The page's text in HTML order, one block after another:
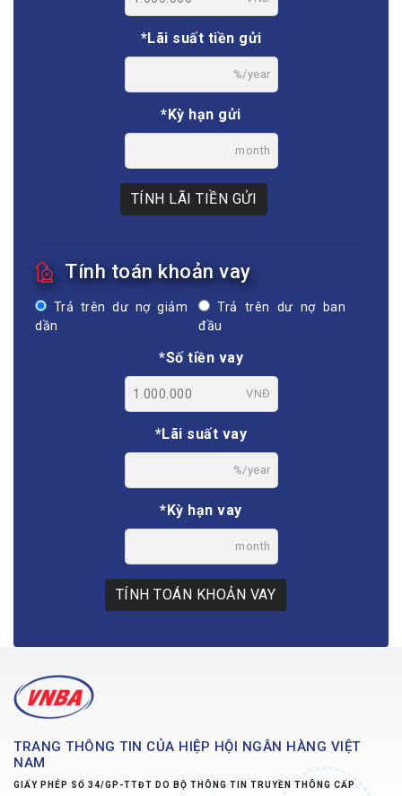
*Lãi suất tiền gửi
%/year
*Kỳ hạn gửi
month
TÍNH LÃI TIỀN GỬI
Tính toán khoản vay
Trả trên dư nợ giảm
dần
Trả trên dư nợ ban
đầu
*Số tiền vay
VNĐ
*Lãi suất vay
%/year
*Kỳ hạn vay
month
TÍNH TOÁN KHOẢN VAY
TRANG THÔNG TIN CỦA HIỆP HỘI NGÂN HÀNG VIỆT
NAM
GIẤY PHÉP SỐ 34/GP-TTĐT DO BỘ THÔNG TIN TRUYỀN THÔNG CẤP